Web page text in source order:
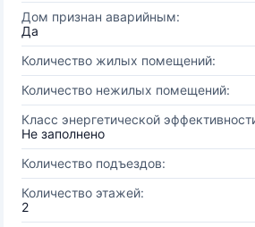
Дом признан аварийным:
Да
Количество жилых помещений:
Количество нежилых помещений:
Класс энергетической
Не заполнено
Количество подъездов:
Количество этажей:
2